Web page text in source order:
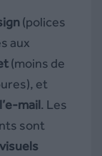
(polices
aux
(moins de
et
mail. Les
sont